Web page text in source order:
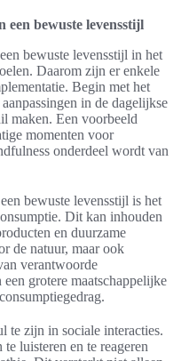
een bewuste levensstijl
bewuste levensstijl in het
Daarom zijn er enkele
Begin met het
in de dagelijkse
maken. Een voorbeeld
momenten voor
onderdeel wordt van
bewuste levensstijl is het
Dit kan inhouden
en duurzame
de natuur, maar ook
verantwoorde
grotere maatschappelijke
te zijn in sociale interacties.
luisteren en te reageren